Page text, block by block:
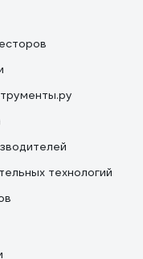
технологий